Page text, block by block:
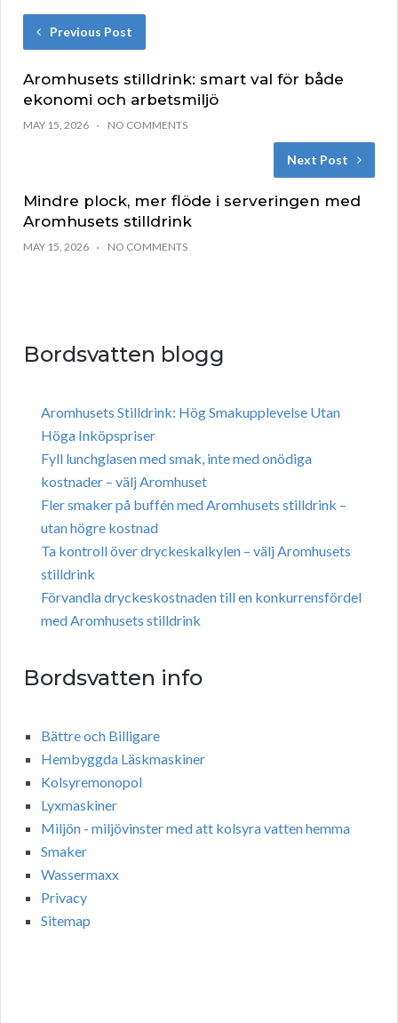
Previous Post
Aromhusets stilldrink: smart val för både
ekonomi och arbetsmiljö
MAY 15, 2026 NO COMMENTS
Next Post
Mindre plock, mer flöde i serveringen med
Aromhusets stilldrink
MAY 15, 2026 NO COMMENTS
Bordsvatten blogg
Aromhusets Stilldrink: Hög Smakupplevelse Utan
Höga Inköpspriser
Fyll lunchglasen med smak, inte med onödiga
kostnader – välj Aromhuset
Fler smaker på buffén med Aromhusets stilldrink –
utan högre kostnad
Ta kontroll över dryckeskalkylen – välj Aromhusets
stilldrink
Förvandla dryckeskostnaden till en konkurrensfördel
med Aromhusets stilldrink
Bordsvatten info
Bättre och Billigare
Hembyggda Läskmaskiner
Kolsyremonopol
Lyxmaskiner
Miljön - miljövinster med att kolsyra vatten hemma
Smaker
Wassermaxx
Privacy
Sitemap